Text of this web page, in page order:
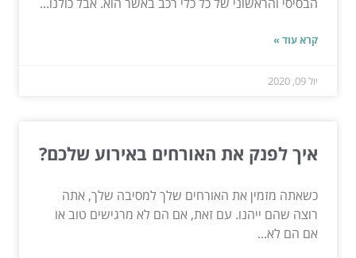
קרא עוד »
יול 09, 2020
איך לפנק את האורחים באירוע שלכם?
כשאתה מזמין את האורחים שלך למסיבה שלך, אתה
רוצה שהם ייהנו. עם זאת, אם הם לא מרגישים טוב או
אם הם לא...